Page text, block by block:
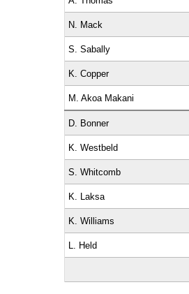
N. Mack
S. Sabally
K. Copper
M. Akoa Makani
D. Bonner
K. Westbeld
S. Whitcomb
K. Laksa
K. Williams
L. Held